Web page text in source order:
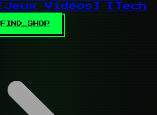
[Jeux Vidéos]
[Tech
FIND_SHOP